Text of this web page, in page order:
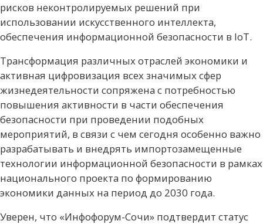
рисков неконтролируемых решений при
использовании искусственного интеллекта,
обеспечения информационной безопасности в IoT.
Трансформация различных отраслей экономики и
активная цифровизация всех значимых сфер
жизнедеятельности сопряжена с потребностью
повышения активности в части обеспечения
безопасности при проведении подобных
мероприятий, в связи с чем сегодня особенно важно
разрабатывать и внедрять импортозамещенные
технологии информационной безопасности в рамках
национального проекта по формированию
экономики данных на период до 2030 года.
Уверен, что «Инфофорум-Сочи» подтвердит статус